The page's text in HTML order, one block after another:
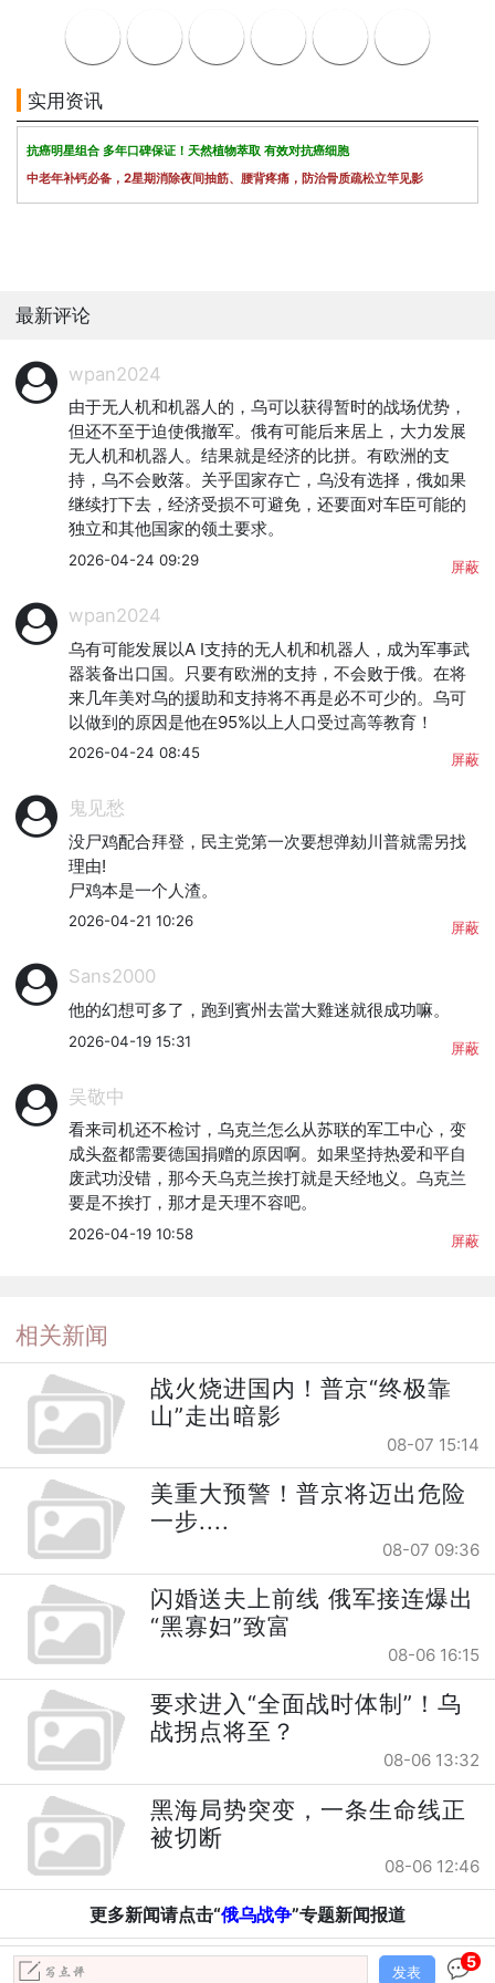
实用资讯
抗癌明星组合 多年口碑保证！天然植物萃取 有效对抗癌细胞
中老年补钙必备，2星期消除夜间抽筋、腰背疼痛，防治骨质疏松立竿见影
最新评论
wpan2024
由于无人机和机器人的，乌可以获得暂时的战场优势，
但还不至于迫使俄撤军。俄有可能后来居上，大力发展
无人机和机器人。结果就是经济的比拼。有欧洲的支
持，乌不会败落。关乎囯家存亡，乌没有选择，俄如果
继续打下去，经济受损不可避免，还要面对车臣可能的
独立和其他国家的领土要求。
2026-04-24 09:29 屏蔽
wpan2024
乌有可能发展以A I支持的无人机和机器人，成为军事武
器装备出口国。只要有欧洲的支持，不会败于俄。在将
来几年美对乌的援助和支持将不再是必不可少的。乌可
以做到的原因是他在95%以上人口受过高等教育！
2026-04-24 08:45 屏蔽
鬼见愁
没尸鸡配合拜登，民主党第一次要想弹劾川普就需另找
理由!
尸鸡本是一个人渣。
2026-04-21 10:26 屏蔽
Sans2000
他的幻想可多了，跑到賓州去當大雞迷就很成功嘛。
2026-04-19 15:31 屏蔽
吴敬中
看来司机还不检讨，乌克兰怎么从苏联的军工中心，变
成头盔都需要德国捐赠的原因啊。如果坚持热爱和平自
废武功没错，那今天乌克兰挨打就是天经地义。乌克兰
要是不挨打，那才是天理不容吧。
2026-04-19 10:58 屏蔽
相关新闻
战火烧进国内！普京“终极靠
山”走出暗影
08-07 15:14
美重大预警！普京将迈出危险
一步....
08-07 09:36
闪婚送夫上前线 俄军接连爆出
“黑寡妇”致富
08-06 16:15
要求进入“全面战时体制”！乌
战拐点将至？
08-06 13:32
黑海局势突变，一条生命线正
被切断
08-06 12:46
更多新闻请点击“俄乌战争”专题新闻报道
发表
5